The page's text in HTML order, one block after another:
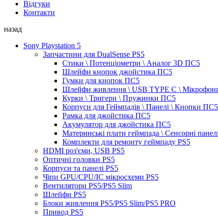
Відгуки
Контакти
назад
Sony Playstation 5
Запчастини для DualSense PS5
Стики \ Потенціометри \ Аналог 3D ПС5
Шлейфи кнопок джойстика ПС5
Гумки для кнопок ПС5
Шлейфи живлення \ USB TYPE C \
Курки \ Тригери \ Пружинки ПС5
Корпуси для Геймпадів \ Панелі \ Кнопки ПС5
Рамка для джойстика ПС5
Акумулятор для джойстика ПС5
Материнські плати геймпада \ Сенсорні
Комплекти для ремонту геймпаду PS5
HDMI роз'єми, USB PS5
Оптичні головки PS5
Корпуси та панелі PS5
Чіпи GPU/CPU/IC мікросхеми PS5
Вентилятори PS5/PS5 Slim
Шлейфи PS5
Блоки живлення PS5/PS5 Slim/PS5 PRO
Привод PS5